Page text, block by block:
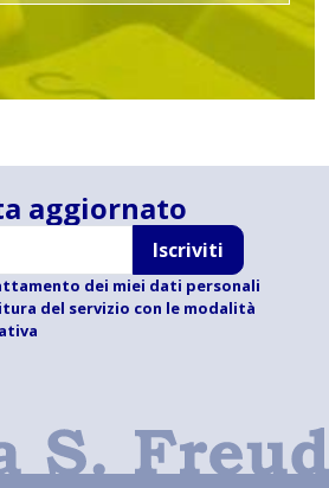
aggiornato
Iscriviti
dei miei dati personali
del servizio con le modalità